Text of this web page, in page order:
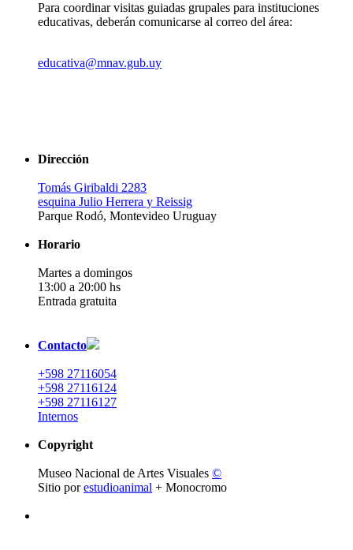
Para coordinar visitas guiadas grupales para instituciones
educativas, deberán comunicarse al correo del área:
educativa@mnav.gub.uy
Dirección
Tomás Giribaldi 2283
esquina Julio Herrera y Reissig
Parque Rodó, Montevideo Uruguay
Horario
Martes a domingos
13:00 a 20:00 hs
Entrada gratuita
Contacto
+598 27116054
+598 27116124
+598 27116127
Internos
Copyright
Museo Nacional de Artes Visuales ©
Sitio porestudioanimal + Monocromo